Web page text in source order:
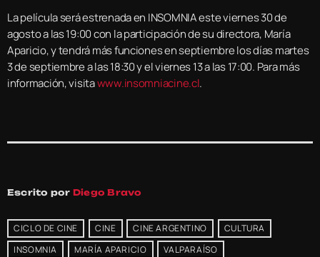
La película será estrenada en INSOMNIA este viernes 30 de
agosto a las 19:00 con la participación de su directora, María
Aparicio, y tendrá más funciones en septiembre los días martes
3 de septiembre a las 18:30 y el viernes 13 a las 17:00. Para más
información, visitawww.insomniacine.cl.
Escrito por Diego Bravo
CICLO DE CINE CINE CINE ARGENTINO
CULTURA
INSOMNIA
MARÍA APARICIO VALPARAÍSO